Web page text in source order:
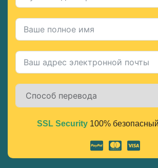
Alternative:
SSL Security100%